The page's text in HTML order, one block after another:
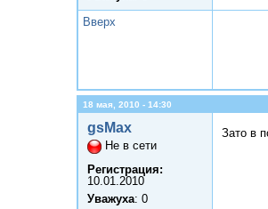
Вверх
18 мая, 2010 - 14:30
gsMax
Не в сети
Регистрация:
10.01.2010
Уважуха: 0
Зато в